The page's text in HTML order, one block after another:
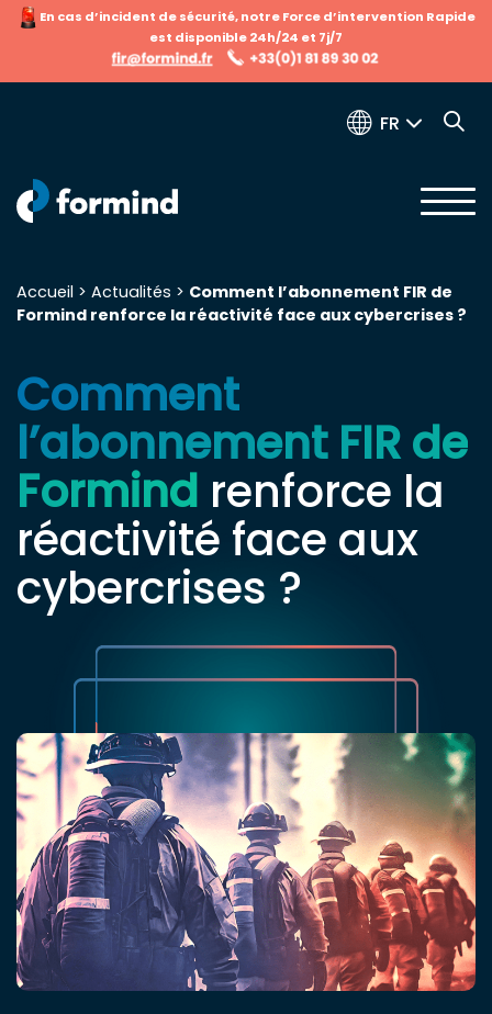
En cas d’incident de sécurité, notre Force d’intervention Rapide
est disponible 24h/24 et 7j/7
FR
Recherche pour :
Accueil > Actualités > Comment l’abonnement FIR de
Formind renforce la réactivité face aux cybercrises ?
Comment
l’abonnement FIR de
Formind renforce la
réactivité face aux
cybercrises ?